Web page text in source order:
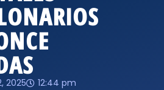
2025 12:44 pm